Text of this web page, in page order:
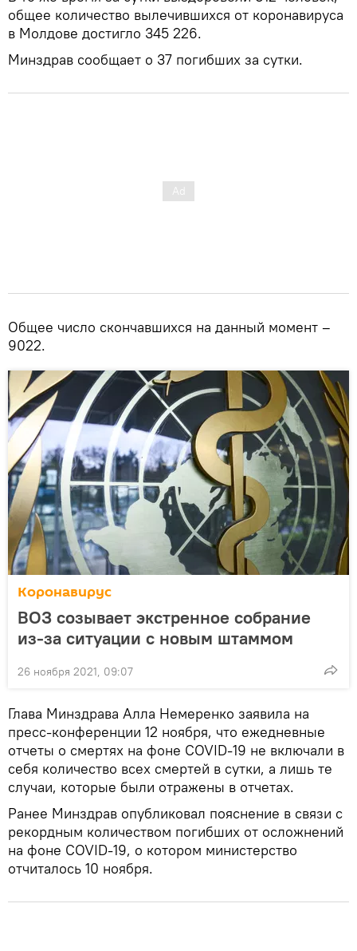
общее количество вылечившихся от коронавируса
в Молдове достигло 345 226.
Минздрав сообщает о 37 погибших за сутки.
Общее число скончавшихся на данный момент –
9022.
Коронавирус
ВОЗ созывает экстренное собрание
из-за ситуации с новым штаммом
26 ноября 2021, 09:07
Глава Минздрава Алла Немеренко заявила на
пресс-конференции 12 ноября, что ежедневные
отчеты о смертях на фоне COVID-19 не включали в
себя количество всех смертей в сутки, а лишь те
случаи, которые были отражены в отчетах.
Ранее Минздрав опубликовал пояснение в связи с
рекордным количеством погибших от осложнений
на фоне COVID-19, о котором министерство
отчиталось 10 ноября.